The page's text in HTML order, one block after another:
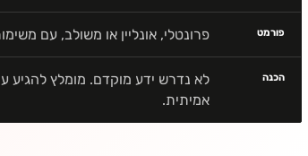
פורמט פרונטלי, אונליין או משולב, עם
הכנה
לא נדרש ידע מוקדם. מומלץ להגיע
אמיתית.